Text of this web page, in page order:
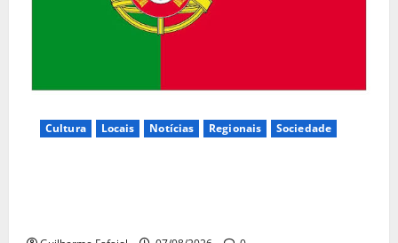
Cultura Locais Notícias Regionais Sociedade